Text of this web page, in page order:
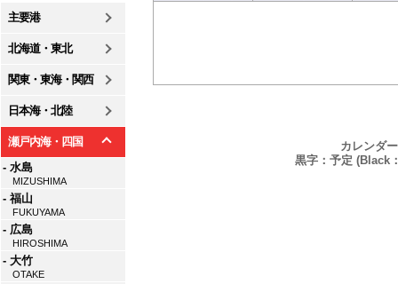
主要港
北海道・東北
関東・東海・関西
日本海・北陸
瀬戸内海・四国
- 水島
MIZUSHIMA
- 福山
FUKUYAMA
- 広島
HIROSHIMA
- 大竹
OTAKE
カレンダ
黒字：予定